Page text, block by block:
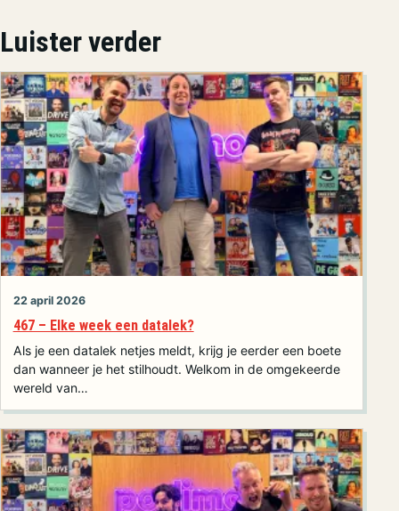
Luister verder
22 april 2026
467 – Elke week een datalek?
Als je een datalek netjes meldt, krijg je eerder een boete
dan wanneer je het stilhoudt. Welkom in de omgekeerde
wereld van…